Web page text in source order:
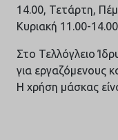
14.00, Τετάρτη,
Κυριακή 11.00-
Στο Τελλόγλειο
για εργαζόμενους
Η χρήση μάσκας